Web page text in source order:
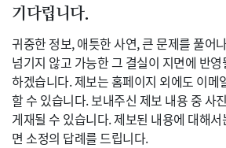
기다립니다.
귀중한 정보, 애틋한 사연, 큰 문제를 풀어
넘기지 않고 가능한 그 결실이 지면에 반
하겠습니다. 제보는 홈페이지 외에도 이메
할 수 있습니다. 보내주신 제보 내용 중 사
게재될 수 있습니다. 제보된 내용에 대해
면 소정의 답례를 드립니다.